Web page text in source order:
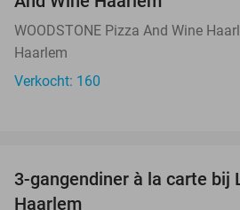
WOODSTONE Pizza And Wine
Haarlem
Verkocht: 160
3-gangendiner à la carte bij
Haarlem